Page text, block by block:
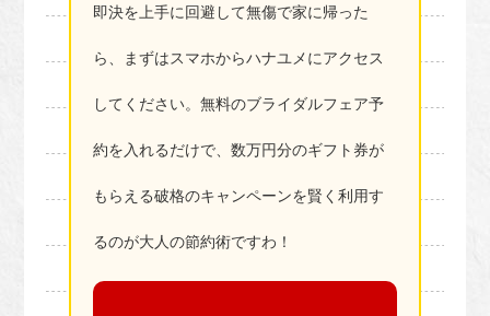
即決を上手に回避して無傷で家に帰った
ら、まずはスマホからハナユメにアクセス
してください。無料のブライダルフェア予
約を入れるだけで、数万円分のギフト券が
もらえる破格のキャンペーンを賢く利用す
るのが大人の節約術ですわ！